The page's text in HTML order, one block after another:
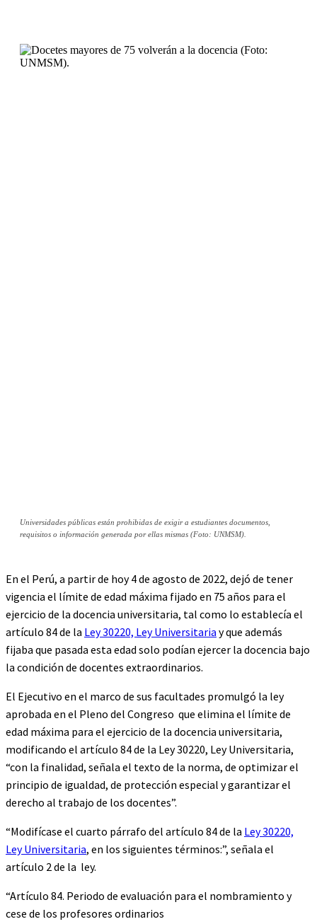
Universidades públicas están prohibidas de exigir a estudiantes documentos,
requisitos o información generada por ellas mismas (Foto: UNMSM).
En el Perú, a partir de hoy 4 de agosto de 2022, dejó de tener
vigencia el límite de edad máxima fijado en 75 años para el
ejercicio de la docencia universitaria, tal como lo establecía el
artículo 84 de la Ley 30220, Ley Universitaria y que además
fijaba que pasada esta edad solo podían ejercer la docencia bajo
la condición de docentes extraordinarios.
El Ejecutivo en el marco de sus facultades promulgó la ley
aprobada en el Pleno del Congreso que elimina el límite de
edad máxima para el ejercicio de la docencia universitaria,
modificando el artículo 84 de la Ley 30220, Ley Universitaria,
“con la finalidad, señala el texto de la norma, de optimizar el
principio de igualdad, de protección especial y garantizar el
derecho al trabajo de los docentes”.
“Modifícase el cuarto párrafo del artículo 84 de la Ley 30220,
Ley Universitaria, en los siguientes términos:”, señala el
artículo 2 de la ley.
“Artículo 84. Periodo de evaluación para el nombramiento y
cese de los profesores ordinarios